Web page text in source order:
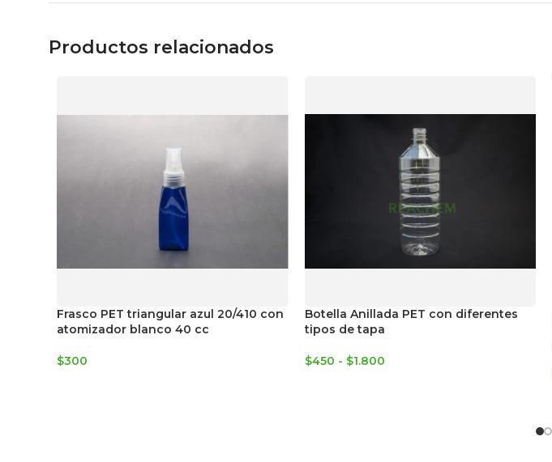
Productos relacionados
Frasco PET triangular azul 20/410 con
atomizador blanco 40 cc
$300
Botella Anillada PET con diferentes
tipos de tapa
$450 - $1.800